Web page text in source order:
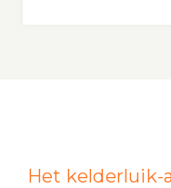
Het kelderluik-